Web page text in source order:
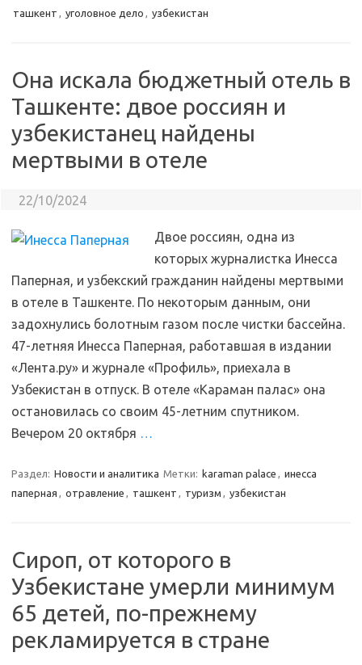
ташкент , уголовное дело , узбекистан
Она искала бюджетный отель в
Ташкенте: двое россиян и
узбекистанец найдены
мертвыми в отеле
22/10/2024
Двое россиян, одна из
которых журналистка Инесса
Паперная, и узбекский гражданин найдены мертвыми
в отеле в Ташкенте. По некоторым данным, они
задохнулись болотным газом после чистки бассейна.
47-летняя Инесса Паперная, работавшая в издании
«Лента.ру» и журнале «Профиль», приехала в
Узбекистан в отпуск. В отеле «Караман палас» она
остановилась со своим 45-летним спутником.
Вечером 20 октября …
Раздел: Новости и аналитика Метки: karaman palace , инесса
паперная , отравление , ташкент , туризм , узбекистан
Сироп, от которого в
Узбекистане умерли минимум
65 детей, по-прежнему
рекламируется в стране